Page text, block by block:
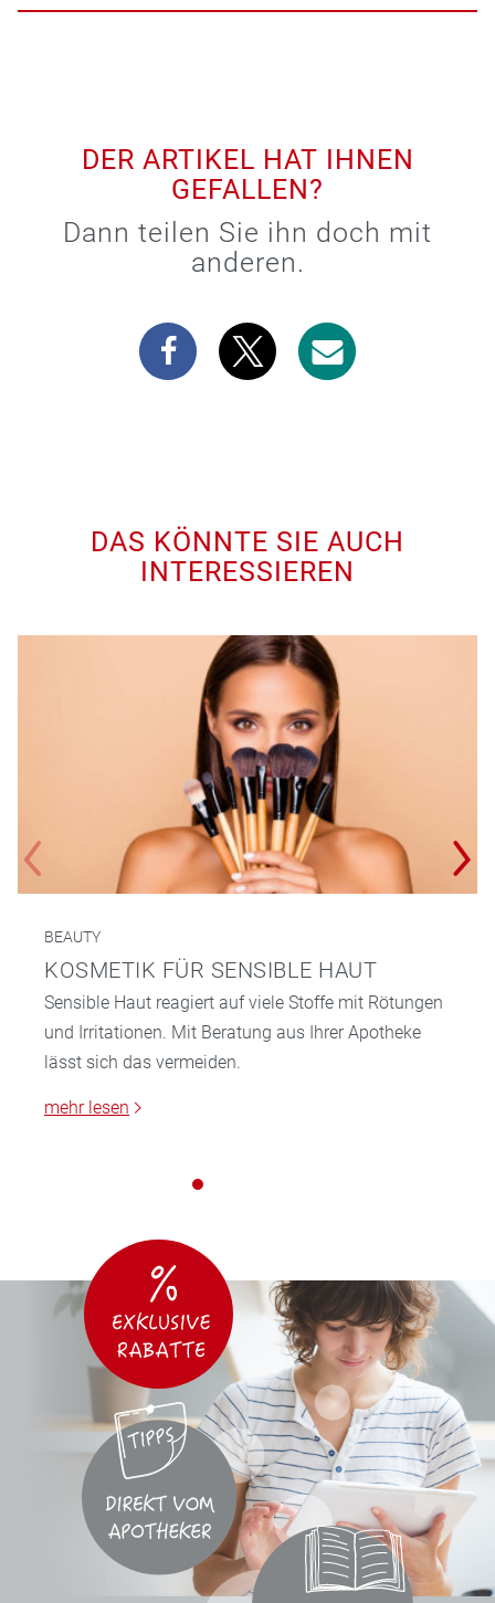
DER ARTIKEL HAT IHNEN
GEFALLEN?
Dann teilen Sie ihn doch mit
anderen.
DAS KÖNNTE SIE AUCH
INTERESSIEREN
BEAUTY
KOSMETIK FÜR SENSIBLE HAUT
Sensible Haut reagiert auf viele Stoffe mit Rötungen
und Irritationen. Mit Beratung aus Ihrer Apotheke
lässt sich das vermeiden.
mehr lesen